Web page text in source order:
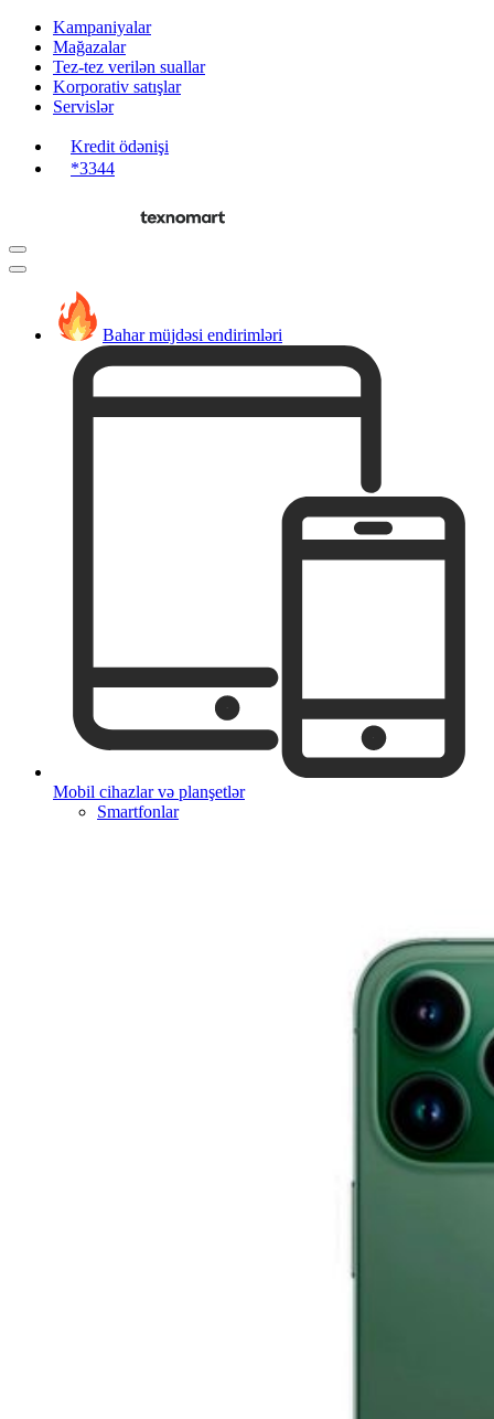
Kampaniyalar
Mağazalar
Tez-tez verilən suallar
Korporativ satışlar
Servislər
Kredit ödənişi
*3344
Bahar müjdəsi endirimləri
Mobil cihazlar və planşetlər
Smartfonlar